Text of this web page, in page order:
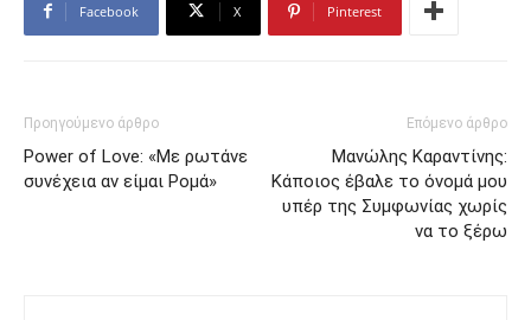
Facebook X Pinterest
Προηγούμενο άρθρο
Power of Love: «Με ρωτάνε
συνέχεια αν είμαι Ρομά»
Επόμενο άρθρο
Μανώλης Καραντίνης:
Κάποιος έβαλε το όνομά μου
υπέρ της Συμφωνίας χωρίς
να το ξέρω